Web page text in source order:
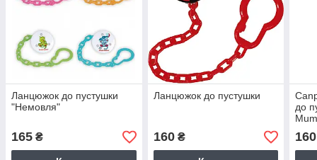
Ланцюжок до пустушки
"Немовля"
165 ₴
Ланцюжок до пустушки
160₴
до
160